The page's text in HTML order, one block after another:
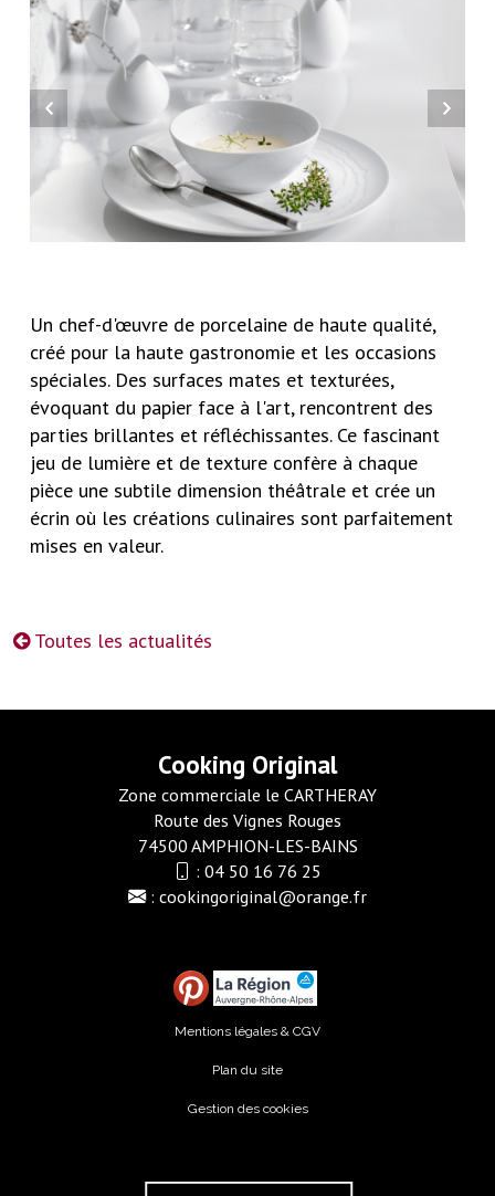
Un chef-d'œuvre de porcelaine de haute qualité,
créé pour la haute gastronomie et les occasions
spéciales. Des surfaces mates et texturées,
évoquant du papier face à l'art, rencontrent des
parties brillantes et réfléchissantes. Ce fascinant
jeu de lumière et de texture confère à chaque
pièce une subtile dimension théâtrale et crée un
écrin où les créations culinaires sont parfaitement
mises en valeur.
Toutes les actualités
Cooking Original
Zone commerciale le CARTHERAY
Route des Vignes Rouges
74500 AMPHION-LES-BAINS
: 04 50 16 76 25
: cookingoriginal@orange.fr
Mentions légales & CGV
Plan du site
Gestion des cookies